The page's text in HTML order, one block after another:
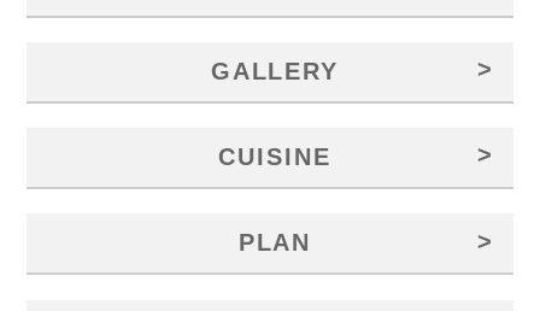
GALLERY >
CUISINE >
PLAN >